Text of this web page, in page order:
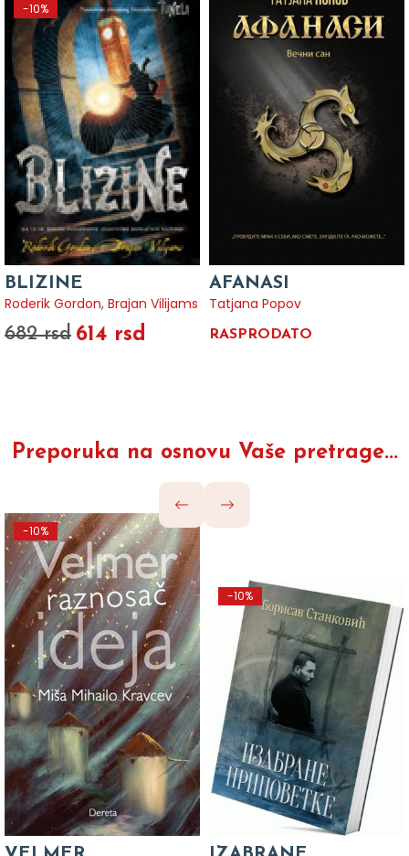
-10%
BLIZINE
Roderik Gordon, Brajan Vilijams
682 rsd 614 rsd
AFANASI
Tatjana Popov
RASPRODATO
Preporuka na osnovu Vaše pretrage...
-10%
-10%